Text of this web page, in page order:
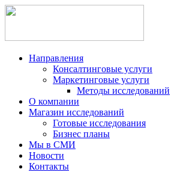
Направления
Консалтинговые услуги
Маркетинговые услуги
Методы исследований
О компании
Магазин исследований
Готовые исследования
Бизнес планы
Мы в СМИ
Новости
Контакты